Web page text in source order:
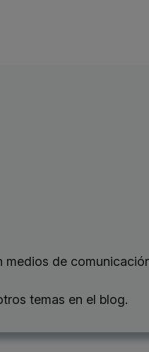
de
temas en el blog.